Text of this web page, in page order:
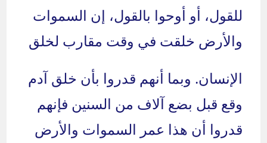
للقول، أو أوحوا بالقول، إن السموات
والأرض خلقت في وقت مقارب لخلق
الإنسان. وبما أنهم قدروا بأن خلق آدم
وقع قبل بضع آلاف من السنين فإنهم
قدروا أن هذا عمر السموات والأرض